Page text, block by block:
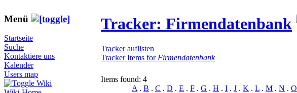
Menü
Startseite
Suche
Kontaktiere uns
Kalender
Users map
Wiki
Tracker: Firmendatenbank
Tracker auflisten
Tracker Items for Firmendatenbank
Items found: 4
A . B . C . D . E . F . G . H . I . J . K . L . M . N . O